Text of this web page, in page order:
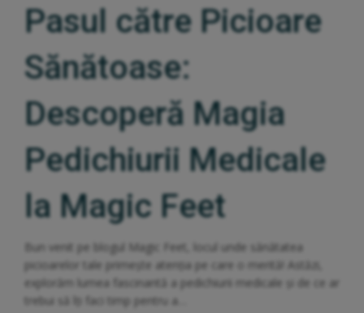
Pasul către Picioare
Sănătoase:
Descoperă Magia
Pedichiurii Medicale
la Magic Feet
Bun venit pe blogul Magic Feet, locul unde sănătatea
picioarelor tale primește atenția pe care o merită! Astăzi,
explorăm lumea fascinantă a pedichiurii medicale și de ce ar
trebui să îți faci timp pentru a…